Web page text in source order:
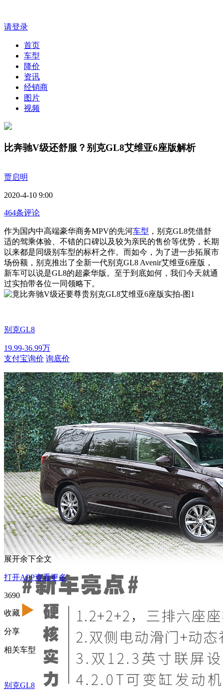
请登录
首页
车型
降价
资讯
经销商
图片
视频
比奔驰V级还舒服？别克GL8艾维亚6座版解析
贾启明
2020-4-10 9:00
464条评论
作为国内中高端豪华商务MPV的先河车型 ，别克GL8凭借舒
适的驾乘体验、不错的口碑以及较为亲民的售价等优势，长期
以来都是同级别车型的标杆之作。而如今，为了进一步拓展市
场份额，别克推出了全新一代别克GL8 Avenir艾维亚6座版，
新车可以说是GL8的超豪华版。至于到底如何，我们今天就通
过实拍带各位一同领略下。
别克GL8
19.99-36.99万
支付宝询价 询底价
展开余下全文
打开APP查看更多
3690
收藏
分享
相关车型
别克GL8